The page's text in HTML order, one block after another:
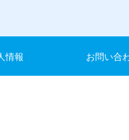
情報 お問い合